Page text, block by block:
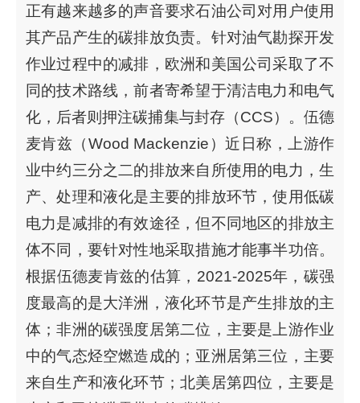
正有越来越多的声音要求石油公司对用户使用
其产品产生的碳排放负责。针对油气勘探开发
作业过程中的减排，欧洲和美国公司采取了不
同的技术路线，前者寄希望于清洁电力和电气
化，后者则押注碳捕集与封存（CCS）。伍德
麦肯兹（Wood Mackenzie）近日称，上游作
业中约三分之二的排放来自所使用的电力，生
产、处理和液化是主要的排放环节，使用低碳
电力是减排的有效途径，但不同地区的排放主
体不同，要针对性地采取措施才能事半功倍。
根据伍德麦肯兹的估算，2021-2025年，碳强
度最高的是大洋洲，液化环节是产生排放的主
体；非洲的碳强度居第二位，主要是上游作业
中的气态烃空燃造成的；亚洲居第三位，主要
来自生产和液化环节；北美居第四位，主要是